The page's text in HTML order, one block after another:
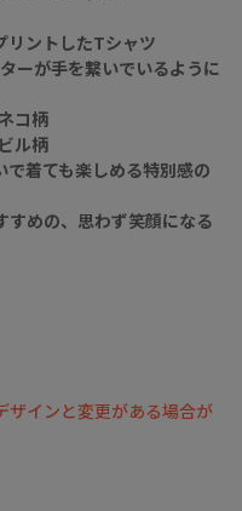
リントしたTシャツ
ーが手を繋いでいるように
コ柄
ル柄
で着ても楽しめる特別感の
すめの、思わず笑顔になる
ザインと変更がある場合が